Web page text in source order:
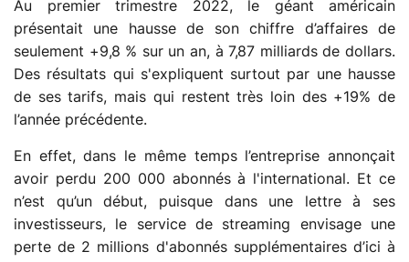
Au premier trimestre 2022, le géant américain
présentait une hausse de son chiffre d’affaires de
seulement +9,8 % sur un an, à 7,87 milliards de dollars.
Des résultats qui s'expliquent surtout par une hausse
de ses tarifs, mais qui restent très loin des +19% de
l’année précédente.
En effet, dans le même temps l’entreprise annonçait
avoir perdu 200 000 abonnés à l'international. Et ce
n’est qu’un début, puisque dans une lettre à ses
investisseurs, le service de streaming envisage une
perte de 2 millions d'abonnés supplémentaires d’ici à